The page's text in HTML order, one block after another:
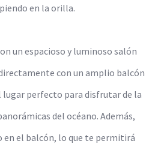
en la orilla.
un espacioso y luminoso salón
con un amplio balcón
lugar perfecto para disfrutar de la
del océano. Además,
el balcón, lo que te permitirá